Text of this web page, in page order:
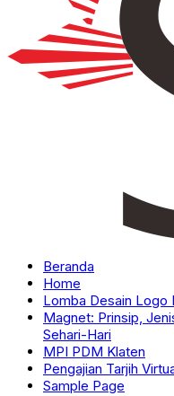
Beranda
Home
Lomba Desain Logo
Magnet: Prinsip,
Sehari-Hari
MPI PDM Klaten
Pengajian Tarjih
Sample Page